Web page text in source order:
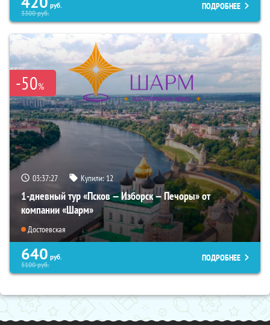
руб.
3300руб.
ПОДРОБНЕЕ
-50%
03:37:25 Купили:12
1-дневный тур «Псков — Изборск — Печоры» от
компании «Шарм»
Достоевская
640 руб.
5100руб.
ПОДРОБНЕЕ